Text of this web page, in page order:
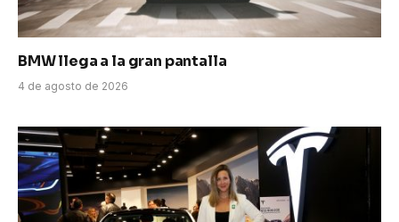
BMW llega a la gran pantalla
4 de agosto de 2026